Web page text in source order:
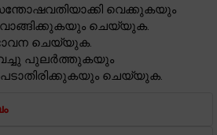
വെക്കുകയും
ചെയ്യുക.
ചെയ്യുക.
പുലർത്തുകയും
ചെയ്യുക.